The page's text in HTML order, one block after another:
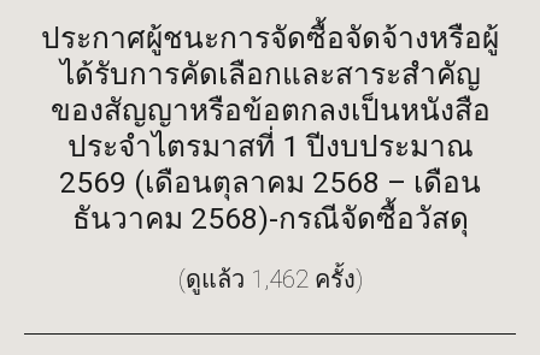
ประกาศผู้ชนะการจัดซื้อจัดจ้างหรือผู้
ได้รับการคัดเลือกและสาระสำคัญ
ของสัญญาหรือข้อตกลงเป็นหนังสือ
ประจำไตรมาสที่ 1 ปีงบประมาณ
2569 (เดือนตุลาคม 2568 – เดือน
ธันวาคม 2568)-กรณีจัดซื้อวัสดุ
(ดูแล้ว 1,462 ครั้ง)